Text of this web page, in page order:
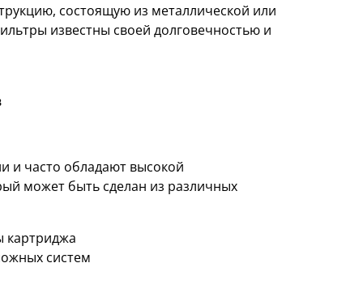
состоящую из металлической или
известны своей долговечностью и
и часто обладают высокой
может быть сделан из различных
картриджа
систем